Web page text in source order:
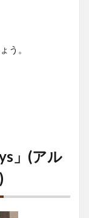
う。
」(アル